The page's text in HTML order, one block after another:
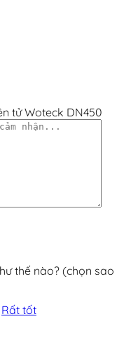
tử Woteck DN450
thế nào? (chọn sao
Rất tốt